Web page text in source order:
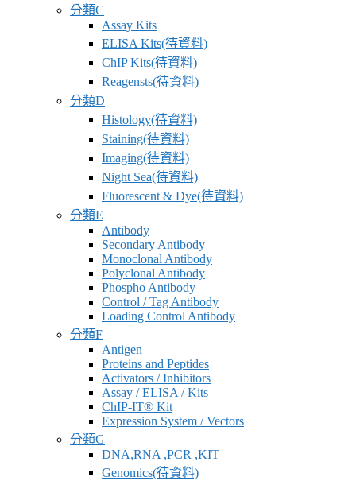
分類C
Assay Kits
ELISA Kits(待資料)
ChIP Kits(待資料)
Reagensts(待資料)
分類D
Histology(待資料)
Staining(待資料)
Imaging(待資料)
Night Sea(待資料)
Fluorescent & Dye(待資料)
分類E
Antibody
Secondary Antibody
Monoclonal Antibody
Polyclonal Antibody
Phospho Antibody
Control / Tag Antibody
Loading Control Antibody
分類F
Antigen
Proteins and Peptides
Activators / Inhibitors
Assay / ELISA / Kits
ChIP-IT® Kit
Expression System / Vectors
分類G
DNA,RNA ,PCR ,KIT
Genomics(待資料)